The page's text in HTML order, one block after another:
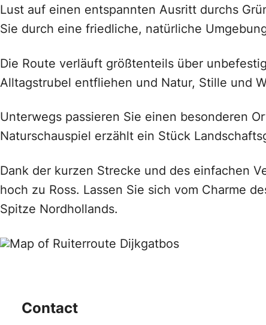
Lust auf einen entspannten Ausritt durchs
Sie durch eine friedliche, natürliche
Die Route verläuft größtenteils über
Alltagstrubel entfliehen und Natur, Stille und
Unterwegs passieren Sie einen besonderen
Naturschauspiel erzählt ein Stück
Dank der kurzen Strecke und des einfachen
hoch zu Ross. Lassen Sie sich vom Charme
Spitze Nordhollands.
Contact